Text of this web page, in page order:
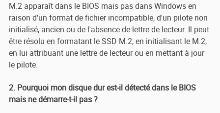
M.2 apparaît dans le BIOS mais pas dans Windows en
raison d'un format de fichier incompatible, d'un pilote non
initialisé, ancien ou de l'absence de lettre de lecteur. Il peut
être résolu en formatant le SSD M.2, en initialisant le M.2,
en lui attribuant une lettre de lecteur ou en mettant à jour
le pilote.
2. Pourquoi mon disque dur est-il détecté dans le BIOS
mais ne démarre-t-il pas ?